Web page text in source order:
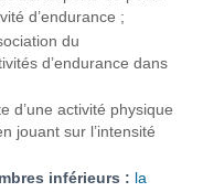
d’endurance ;
du
d’endurance dans
d’une activité physique
jouant sur l’intensité
inférieurs : la